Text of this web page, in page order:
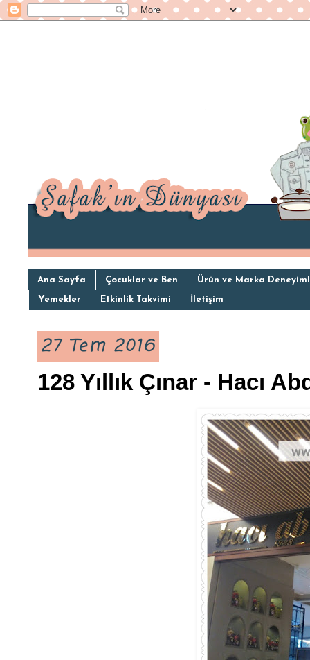
Ana Sayfa Çocuklar ve Ben Ürün ve Marka
Yemekler Etkinlik Takvimi İletişim
27 Tem 2016
128 Yıllık Çınar - Hacı